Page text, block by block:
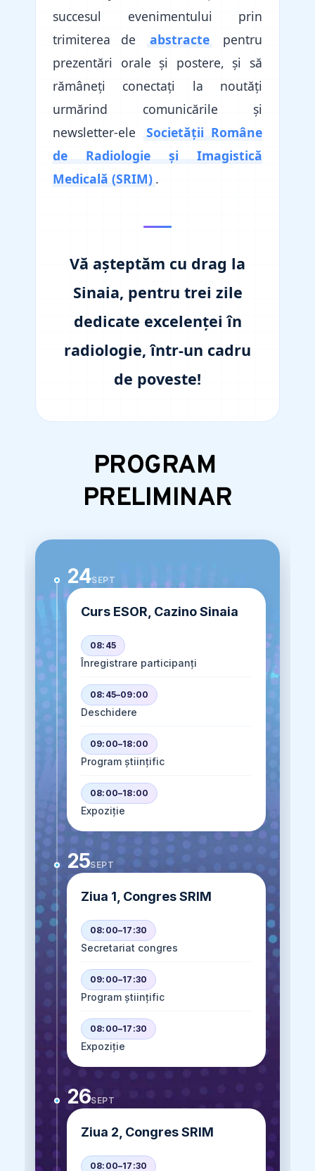
succesul evenimentului prin
trimiterea de
abstracte
pentru
prezentări orale și postere, și să
rămâneți conectați la noutăți
urmărind comunicările și
newsletter-ele
Societății Române
de Radiologie și Imagistică
Medicală (SRIM) .
Vă așteptăm cu drag la
Sinaia, pentru trei zile
dedicate excelenței în
radiologie, într-un cadru
de poveste!
PROGRAM
PRELIMINAR
24SEPT
Curs ESOR, Cazino Sinaia
08:45
Înregistrare participanți
08:45–09:00
Deschidere
09:00–18:00
Program științific
08:00–18:00
Expoziție
25SEPT
Ziua 1, Congres SRIM
08:00–17:30
Secretariat congres
09:00–17:30
Program științific
08:00–17:30
Expoziție
26SEPT
Ziua 2, Congres SRIM
08:00–17:30